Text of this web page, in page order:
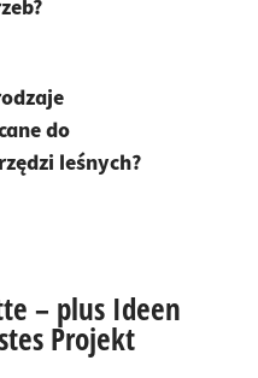
do
leśnych?
– plus Ideen
Projekt